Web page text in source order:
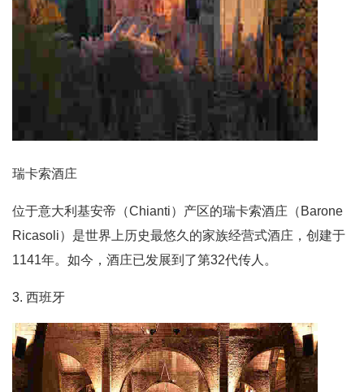
瑞卡索酒庄
位于意大利基安帝（Chianti）产区的瑞卡索酒庄（Barone
Ricasoli）是世界上历史最悠久的家族经营式酒庄，创建于
1141年。如今，酒庄已发展到了第32代传人。
3. 西班牙